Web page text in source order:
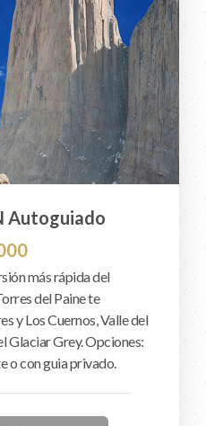
Autoguiado
más rápida del
del Paine te
y Los Cuernos, Valle del
Glaciar Grey. Opciones:
o con guia privado.